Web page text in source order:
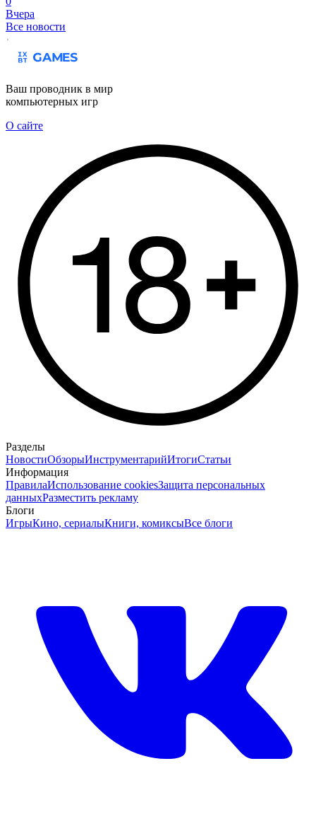
Вчера
Все новости
Ваш проводник в мир
компьютерных игр
О сайте
Разделы
НовостиОбзорыИнструментарийИтогиСтатьи
Информация
ПравилаИспользование cookiesЗащита персональных
данныхРазместить рекламу
Блоги
ИгрыКино, сериалыКниги, комиксыВсе блоги